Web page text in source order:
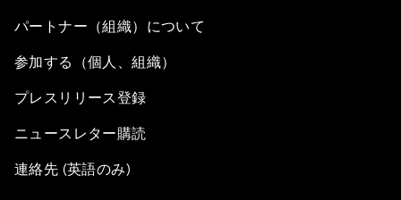
パートナー（組織）について
参加する（個人、組織）
プレスリリース登録
ニュースレター購読
連絡先 (英語のみ)